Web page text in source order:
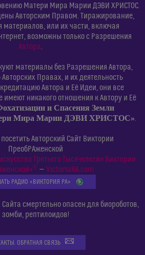
Матери Мира Марии ДЭВИ ХРИСТОС.
Авторским Правом. Тиражирование,
материалов, или их части, включая
возможны только с Разрешения
Автора.
материалы без Разрешения Автора,
Правах, и их деятельность
Автора и Её Идеи, они все
никакого отношения к Автору и Её
и Спасения Земли
Мира Марии ДЭВИ ХРИСТОС».
Авторский Сайт Виктории
ПреобРАженской
Третьего Тысячелетия Виктории
©— VictoriaRA.com
РАДИО «ВИКТОРИЯ РА»
смертельно опасен для биороботов,
зомби, рептилоидов!
ОБРАТНАЯ СВЯЗЬ